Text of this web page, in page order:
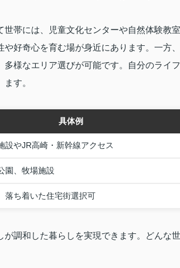
帯には、児童文化センターや自然体験教室
好奇心を育む場が身近にあります。一方、
様なエリア選びが可能です。自分のライフ
す。
具体例
設やJR高崎・新幹線アクセス
園、牧場施設
落ち着いた住宅街選択可
調和した暮らしを実現できます。どんな世